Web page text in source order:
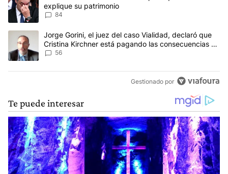
explique su patrimonio
84
Un artículo de tendencia con el título "Jorge Gorini, el juez del
Jorge Gorini, el juez del caso Vialidad, declaró que
Cristina Kirchner está pagando las consecuencias de
cometer "un delito comprobado"
56
Gestionado por